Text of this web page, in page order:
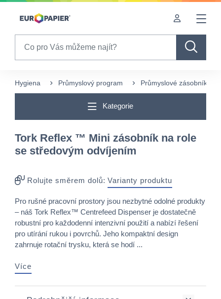
Table Of Content
Hygiena Průmyslový program Průmyslové zásobníky
Kategorie
Tork Reflex ™ Mini zásobník na role
se středovým odvíjením
Rolujte směrem dolů: Varianty produktu
Pro rušné pracovní prostory jsou nezbytné odolné produkty
– náš Tork Reflex™ Centrefeed Dispenser je dostatečně
robustní pro každodenní intenzivní použití a nabízí řešení
pro utírání rukou i povrchů. Jeho kompaktní design
zahrnuje rotační trysku, která se hodí ...
Více